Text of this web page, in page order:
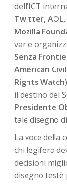
dell’ICT
Twitter, AOL,
Mozilla
varie
Senza
American
Rights Watch
il destino del
Presidente
tale disegno
La voce della
chi legifera
decisioni
disegno testè